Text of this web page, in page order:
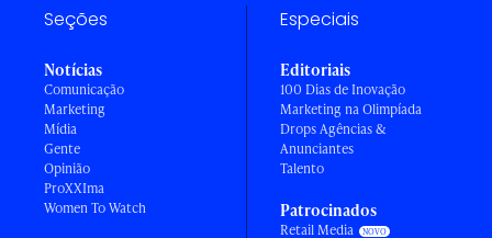
Seções
Notícias
Comunicação
Marketing
Mídia
Gente
Opinião
ProXXIma
Women To Watch
Especiais
Editoriais
100 Dias de Inovação
Marketing na Olimpíada
Drops Agências &
Anunciantes
Talento
Patrocinados
Retail Media